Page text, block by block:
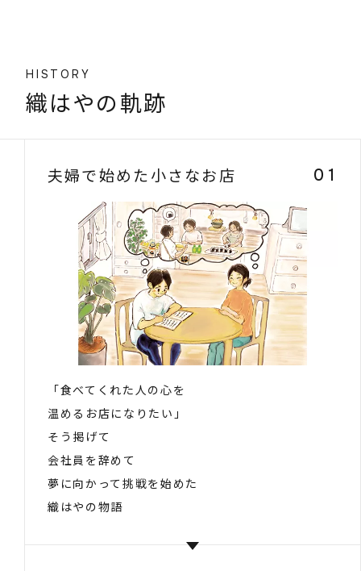
HISTORY
織はやの軌跡
夫婦で始めた小さなお店 01
「食べてくれた人の心を
温めるお店になりたい」
そう掲げて
会社員を辞めて
夢に向かって挑戦を始めた
織はやの物語